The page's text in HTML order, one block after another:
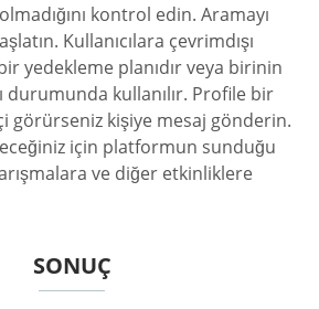
kontrol edin. Aramayı
Kullanıcılara çevrimdışı
yedekleme planıdır veya birinin
durumunda kullanılır. Profile bir
görürseniz kişiye mesaj gönderin.
için platformun sunduğu
ve diğer etkinliklere
SONUÇ